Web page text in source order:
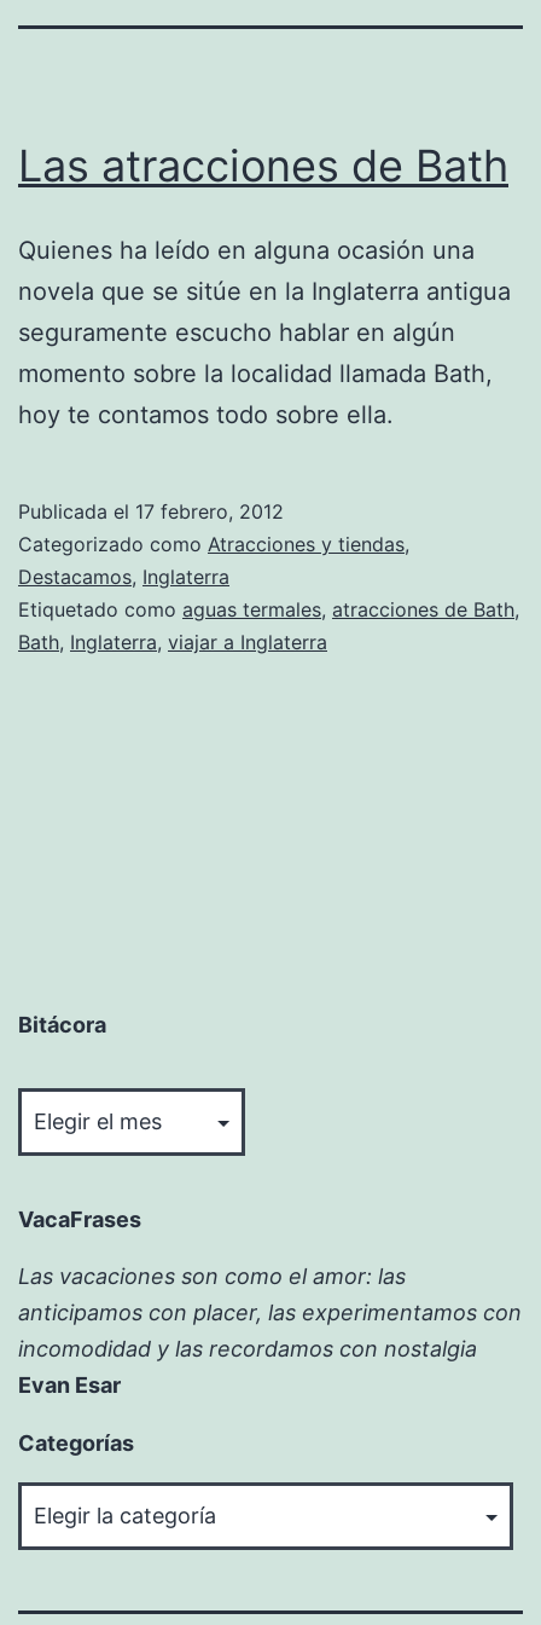
Las atracciones de Bath
Quienes ha leído en alguna ocasión una
novela que se sitúe en la Inglaterra antigua
seguramente escucho hablar en algún
momento sobre la localidad llamada Bath,
hoy te contamos todo sobre ella.
Publicada el 17 febrero, 2012
Categorizado como Atracciones y tiendas,
Destacamos, Inglaterra
Etiquetado como aguas termales, atracciones de Bath,
Bath, Inglaterra, viajar a Inglaterra
Bitácora
VacaFrases
Las vacaciones son como el amor: las
anticipamos con placer, las experimentamos con
incomodidad y las recordamos con nostalgia
Evan Esar
Categorías